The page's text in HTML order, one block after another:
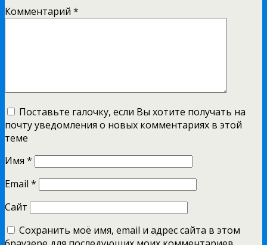
Комментарий *
Поставьте галочку, если Вы хотите получать на
почту уведомления о новых комментариях в этой
теме
Имя *
Email *
Сайт
Сохранить моё имя, email и адрес сайта в этом